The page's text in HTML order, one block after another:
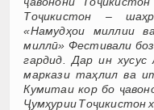
Тоҷикистон –
«Намудҳои миллии
миллӣ» Фестивали
гардид. Дар ин
маркази таҳлил ва
Кумитаи кор бо
Ҷумҳурии Тоҷикистон